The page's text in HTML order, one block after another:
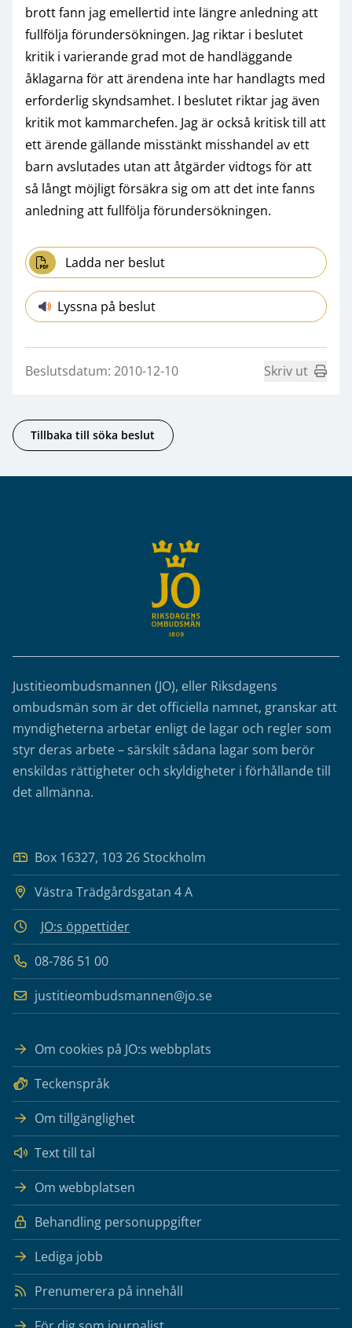
brott fann jag emellertid inte längre anledning att
fullfölja förundersökningen. Jag riktar i beslutet
kritik i varierande grad mot de handläggande
åklagarna för att ärendena inte har handlagts med
erforderlig skyndsamhet. I beslutet riktar jag även
kritik mot kammarchefen. Jag är också kritisk till att
ett ärende gällande misstänkt misshandel av ett
barn avslutades utan att åtgärder vidtogs för att
så långt möjligt försäkra sig om att det inte fanns
anledning att fullfölja förundersökningen.
Ladda ner beslut
Lyssna på beslut
Beslutsdatum: 2010-12-10 Skriv ut
Tillbaka till söka beslut
Justitieombudsmannen (JO), eller Riksdagens
ombudsmän som är det officiella namnet, granskar att
myndigheterna arbetar enligt de lagar och regler som
styr deras arbete – särskilt sådana lagar som berör
enskildas rättigheter och skyldigheter i förhållande till
det allmänna.
Box 16327, 103 26 Stockholm
Västra Trädgårdsgatan 4 A
JO:s öppettider
08-786 51 00
justitieombudsmannen@jo.se
Om cookies på JO:s webbplats
Teckenspråk
Om tillgänglighet
Text till tal
Om webbplatsen
Behandling personuppgifter
Lediga jobb
Prenumerera på innehåll